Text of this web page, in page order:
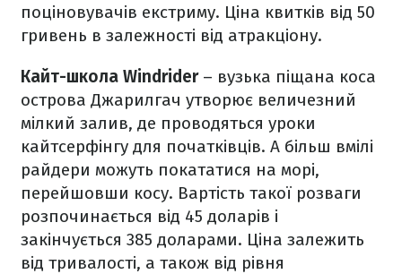
поціновувачів екстриму. Ціна квитків від 50
гривень в залежності від атракціону.
Кайт-школа Windrider – вузька піщана коса
острова Джарилгач утворює величезний
мілкий залив, де проводяться уроки
кайтсерфінгу для початківців. А більш вмілі
райдери можуть покататися на морі,
перейшовши косу. Вартість такої розваги
розпочинається від 45 доларів і
закінчується 385 доларами. Ціна залежить
від тривалості, а також від рівня